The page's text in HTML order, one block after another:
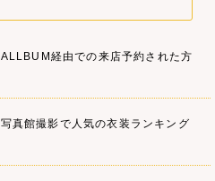
ALLBUM経由での来店予約された方
写真館撮影で人気の衣装ランキング